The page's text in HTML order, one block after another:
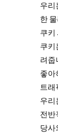
우리
한
쿠키
쿠키
려줍
좋아
트래
우리
전반
당사